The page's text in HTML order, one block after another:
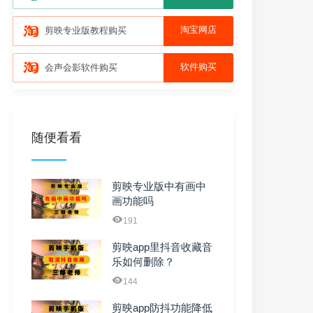
剪映专业版教程购买 淘宝网店
会声会影软件购买 软件购买
随便看看
剪映专业版中有画中
画功能吗
191
剪映app里抖音收藏音
乐如何删除？
144
剪映app防抖功能降低